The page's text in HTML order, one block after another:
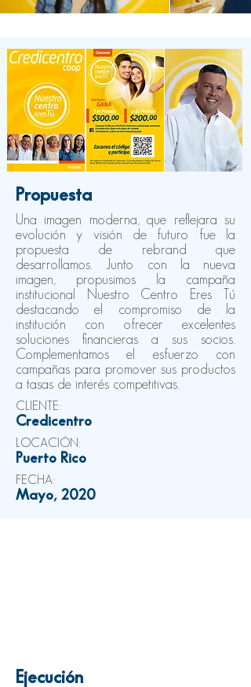
Propuesta
Una imagen moderna, que reflejara su
evolución y visión de futuro fue la
propuesta de rebrand que
desarrollamos. Junto con la nueva
imagen, propusimos la campaña
institucional Nuestro Centro Eres Tú
destacando el compromiso de la
institución con ofrecer excelentes
soluciones financieras a sus socios.
Complementamos el esfuerzo con
campañas para promover sus productos
a tasas de interés competitivas.
CLIENTE:
Credicentro
LOCACIÓN:
Puerto Rico
FECHA:
Mayo, 2020
Ejecución